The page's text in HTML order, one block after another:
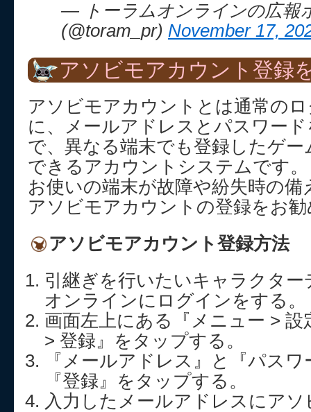
— トーラムオンラインの広報
(@toram_pr) November 17,
アソビモアカウント登録
アソビモアカウントとは通常の
に、メールアドレスとパスワー
で、異なる端末でも登録したゲ
できるアカウントシステムです。
お使いの端末が故障や紛失時の
アソビモアカウントの登録をお
アソビモアカウント登録方法
引継ぎを行いたいキャラクタ
オンラインにログインをする。
画面左上にある『メニュー >
> 登録』をタップする。
『メールアドレス』と『パス
『登録』をタップする。
入力したメールアドレスにア